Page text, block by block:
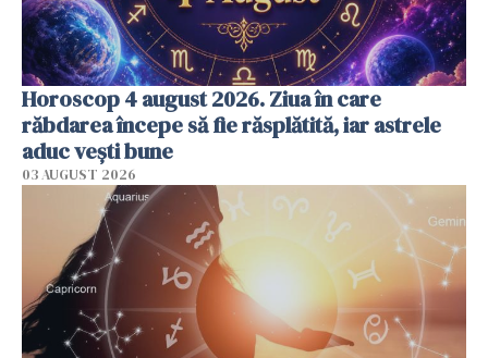
Horoscop 4 august 2026. Ziua în care
răbdarea începe să fie răsplătită, iar astrele
aduc vești bune
03 AUGUST 2026